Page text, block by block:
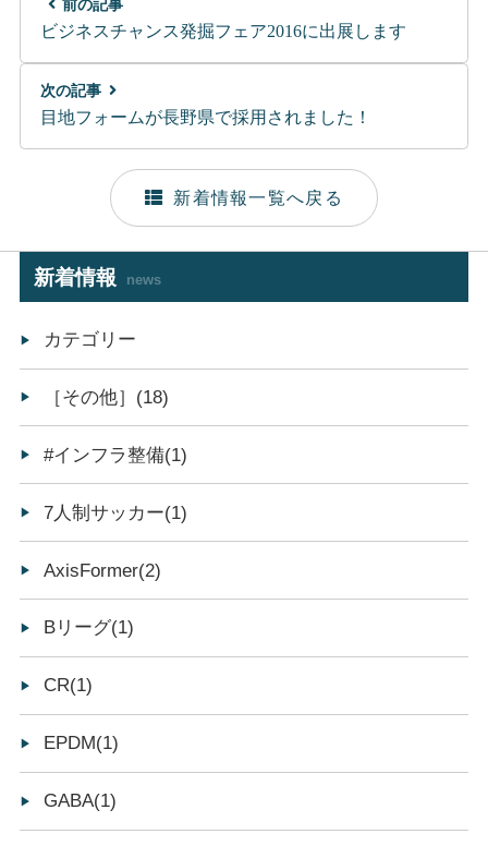
前の記事
ビジネスチャンス発掘フェア2016に出展します
次の記事
目地フォームが長野県で採用されました！
新着情報一覧へ戻る
新着情報 news
カテゴリー
［その他］(18)
#インフラ整備(1)
7人制サッカー(1)
AxisFormer(2)
Bリーグ(1)
CR(1)
EPDM(1)
GABA(1)